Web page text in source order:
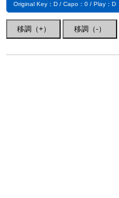
Original Key：D / Capo：0 / Play：D